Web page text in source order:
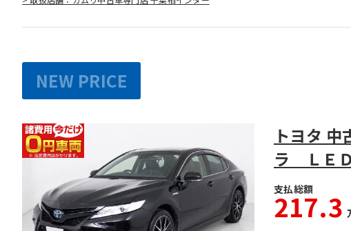
NEW PRICE
トヨタ
ラ ＬＥ
支払総額
217.3